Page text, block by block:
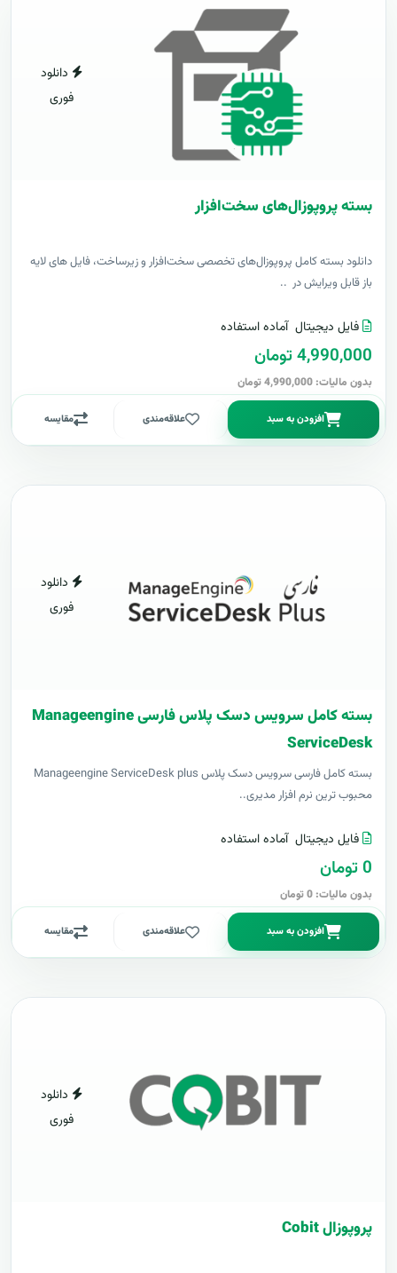
دانلود
فوری
بسته پروپوزال‌های سخت‌افزار
دانلود بسته کامل پروپوزال‌های تخصصی سخت‌افزار و زیرساخت، فایل های لایه
باز قابل ویرایش در ..
فایل دیجیتال آماده استفاده
4,990,000 تومان
بدون مالیات: 4,990,000 تومان
افزودن به سبد علاقه‌مندی مقایسه
دانلود
فوری
بسته کامل سرویس دسک پلاس فارسی Manageengine
ServiceDesk
محبوب ترین نرم افزار مدیری..
فایل دیجیتال آماده استفاده
0 تومان
بدون مالیات: 0 تومان
افزودن به سبد علاقه‌مندی مقایسه
دانلود
فوری
پروپوزال Cobit